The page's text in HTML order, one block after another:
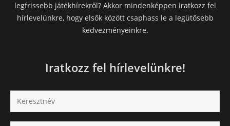
legfrissebb játékhírekről? Akkor mindenképpen iratkozz fel
hírlevelünkre, hogy elsők között csaphass le a legütősebb
kedvezményeinkre.
Iratkozz fel hírlevelünkre!